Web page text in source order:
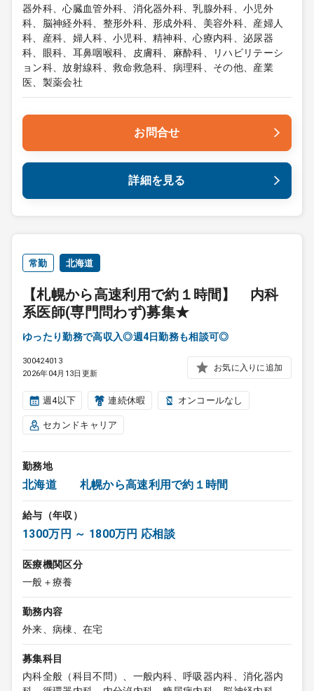
器外科、心臓血管外科、消化器外科、乳腺外科、小児外
科、脳神経外科、整形外科、形成外科、美容外科、産婦人
科、産科、婦人科、小児科、精神科、心療内科、泌尿器
科、眼科、耳鼻咽喉科、皮膚科、麻酔科、リハビリテーシ
ョン科、放射線科、救命救急科、病理科、その他、産業
医、製薬会社
お問合せ
詳細を見る
常勤 北海道
【札幌から高速利用で約１時間】 内科
系医師(専門問わず)募集★
ゆったり勤務で高収入◎週4日勤務も相談可◎
300424013
2026年04月13日更新
お気に入りに追加
週4以下 連続休暇 オンコールなし
セカンドキャリア
勤務地
北海道 札幌から高速利用で約１時間
給与（年収）
1300万円 ～ 1800万円 応相談
医療機関区分
一般＋療養
勤務内容
外来、病棟、在宅
募集科目
内科全般（科目不問）、一般内科、呼吸器内科、消化器内